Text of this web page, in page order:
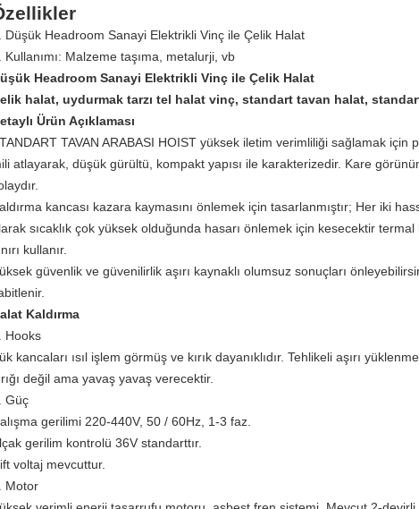
Düşük Headroom Sanayi Elektrikli Vinç ile Çelik Halat
Kullanımı: Malzeme taşıma, metalurji, vb
Headroom Sanayi Elektrikli Vinç ile Çelik Halat
halat, uydurmak tarzı tel halat vinç, standart tavan halat,
Ürün Açıklaması
TAVAN ARABASI HOIST yüksek iletim verimliliği sağlamak için
atlayarak, düşük gürültü, kompakt yapısı ile karakterizedir. Kare
kancası kazara kaymasını önlemek için tasarlanmıştır; Her iki
sıcaklık çok yüksek olduğunda hasarı önlemek için kesecektir
kullanır.
güvenlik ve güvenilirlik aşırı kaynaklı olumsuz sonuçları
Kaldırma
Hooks
kancaları ısıl işlem görmüş ve kırık dayanıklıdır. Tehlikeli aşırı
değil ama yavaş yavaş verecektir.
Güç
gerilimi 220-440V, 50 / 60Hz, 1-3 faz.
gerilim kontrolü 36V standarttır.
voltaj mevcuttur.
Motor